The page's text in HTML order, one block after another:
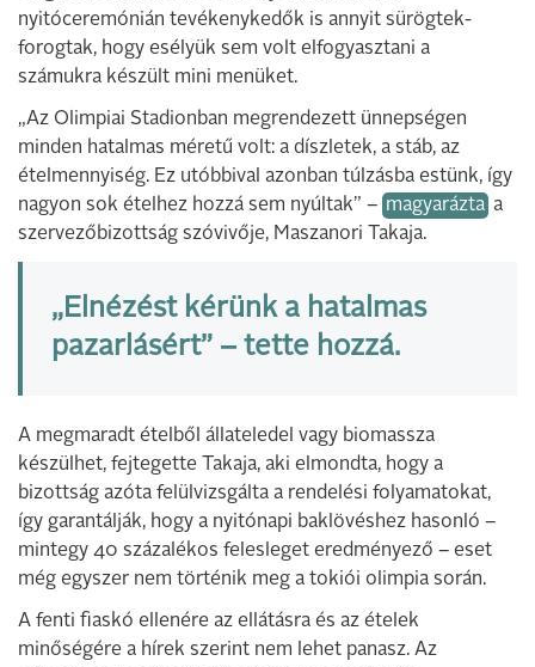
nyitóceremónián tevékenykedők is annyit sürögtek-
forogtak, hogy esélyük sem volt elfogyasztani a
számukra készült mini menüket.
„Az Olimpiai Stadionban megrendezett ünnepségen
minden hatalmas méretű volt: a díszletek, a stáb, az
ételmennyiség. Ez utóbbival azonban túlzásba estünk, így
nagyon sok ételhez hozzá sem nyúltak” – magyarázta a
szervezőbizottság szóvivője, Maszanori Takaja.
„Elnézést kérünk a hatalmas
pazarlásért” – tette hozzá.
A megmaradt ételből állateledel vagy biomassza
készülhet, fejtegette Takaja, aki elmondta, hogy a
bizottság azóta felülvizsgálta a rendelési folyamatokat,
így garantálják, hogy a nyitónapi baklövéshez hasonló –
mintegy 40 százalékos felesleget eredményező – eset
még egyszer nem történik meg a tokiói olimpia során.
A fenti fiaskó ellenére az ellátásra és az ételek
minőségére a hírek szerint nem lehet panasz. Az